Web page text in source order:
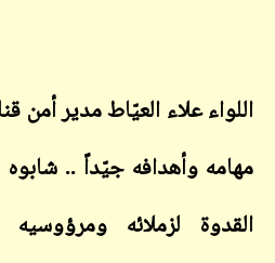
اللواء علاء العيّاط مدير
مهامه وأهدافه جيّداً ..
القدوة لزملائه